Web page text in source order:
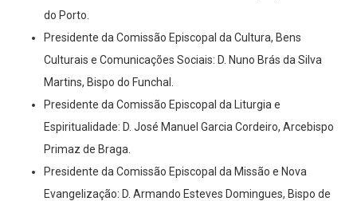
do Porto.
Presidente da Comissão Episcopal da Cultura, Bens
Culturais e Comunicações Sociais: D. Nuno Brás da Silva
Martins, Bispo do Funchal.
Presidente da Comissão Episcopal da Liturgia e
Espiritualidade: D. José Manuel Garcia Cordeiro, Arcebispo
Primaz de Braga.
Presidente da Comissão Episcopal da Missão e Nova
Evangelização: D. Armando Esteves Domingues, Bispo de